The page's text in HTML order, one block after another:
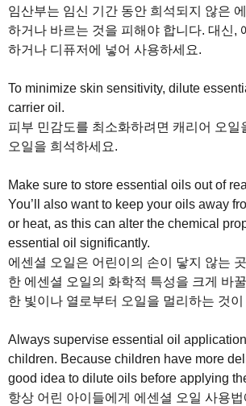
임산부는 임신 기간 동안 희석되지 않은
하거나 바르는 것을 피해야 합니다. 대신,
하거나 디퓨저에 넣어 사용하세요.
To minimize skin sensitivity, dilute
carrier oil.
피부 민감도를 최소화하려면 캐리어 오일
오일을 희석하세요.
Make sure to store essential oils out of
You’ll also want to keep your oils away
or heat, as this can alter the chemical
essential oil significantly.
에센셜 오일은 어린이의 손이 닿지 않는
한 에센셜 오일의 화학적 특성을 크게 바
한 빛이나 열로부터 오일을 멀리하는 것
Always supervise essential oil
children. Because children have more
good idea to dilute oils before applying
항상 어린 아이들에게 에센셜 오일 사용